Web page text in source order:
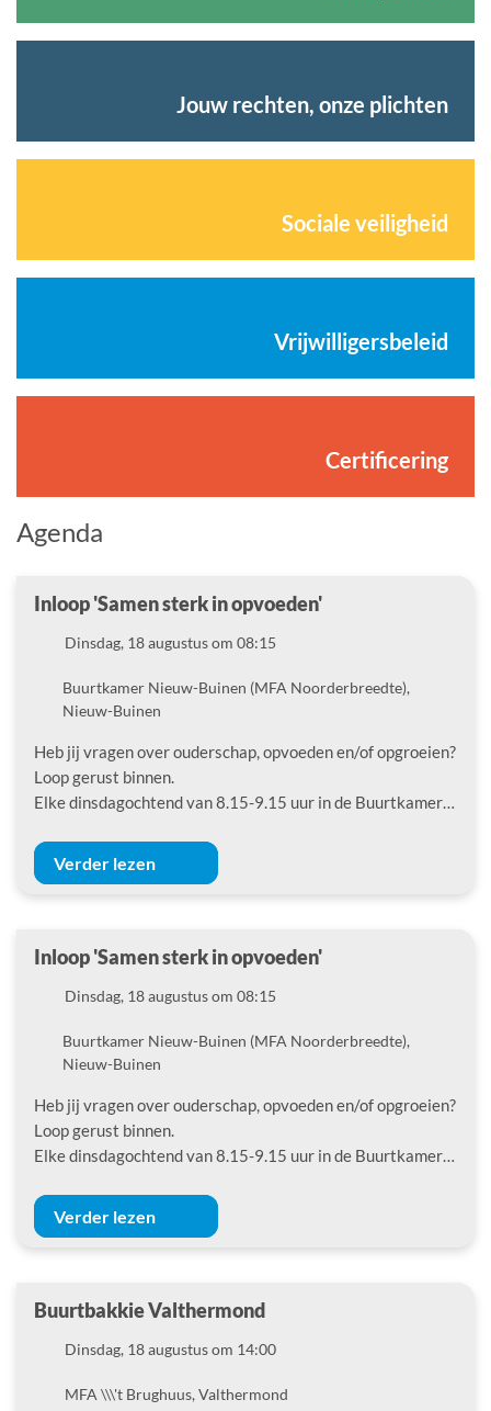
Jouw rechten, onze plichten
Sociale veiligheid
Vrijwilligersbeleid
Certificering
Agenda
Inloop 'Samen sterk in opvoeden'
DatumDinsdag, 18 augustus om 08:15
LocatieBuurtkamer Nieuw-Buinen (MFA Noorderbreedte),
Nieuw-Buinen
Heb jij vragen over ouderschap, opvoeden en/of opgroeien?
Loop gerust binnen.
Elke dinsdagochtend van 8.15-9.15 uur in de Buurtkamer…
Verder lezen
Inloop 'Samen sterk in opvoeden'
DatumDinsdag, 18 augustus om 08:15
LocatieBuurtkamer Nieuw-Buinen (MFA Noorderbreedte),
Nieuw-Buinen
Heb jij vragen over ouderschap, opvoeden en/of opgroeien?
Loop gerust binnen.
Elke dinsdagochtend van 8.15-9.15 uur in de Buurtkamer…
Verder lezen
Buurtbakkie Valthermond
DatumDinsdag, 18 augustus om 14:00
LocatieMFA \\\'t Brughuus, Valthermond